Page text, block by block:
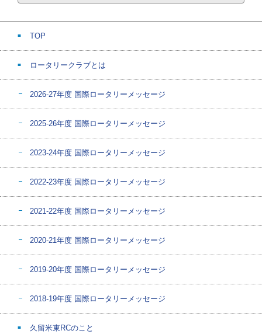
TOP
ロータリークラブとは
2026-27年度 国際ロータリーメッセージ
2025-26年度 国際ロータリーメッセージ
2023-24年度 国際ロータリーメッセージ
2022-23年度 国際ロータリーメッセージ
2021-22年度 国際ロータリーメッセージ
2020-21年度 国際ロータリーメッセージ
2019-20年度 国際ロータリーメッセージ
2018-19年度 国際ロータリーメッセージ
久留米東RCのこと